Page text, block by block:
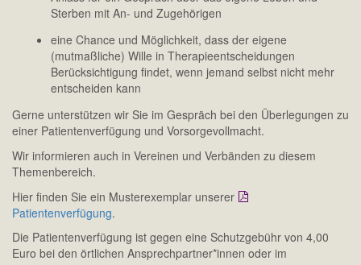
Sterben mit An- und Zugehörigen
eine Chance und Möglichkeit, dass der eigene
(mutmaßliche) Wille in Therapieentscheidungen
Berücksichtigung findet, wenn jemand selbst nicht mehr
entscheiden kann
Gerne unterstützen wir Sie im Gespräch bei den Überlegungen zu
einer Patientenverfügung und Vorsorgevollmacht.
Wir informieren auch in Vereinen und Verbänden zu diesem
Themenbereich.
Hier finden Sie ein Musterexemplar unserer
Patientenverfügung.
Die Patientenverfügung ist gegen eine Schutzgebühr von 4,00
Euro bei den örtlichen Ansprechpartner*innen oder im